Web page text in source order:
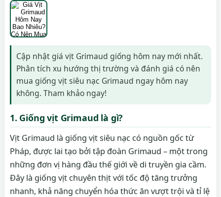
Cập nhật giá vịt Grimaud giống hôm nay mới nhất.
Phân tích xu hướng thị trường và đánh giá có nên
mua giống vịt siêu nạc Grimaud ngay hôm nay
không. Tham khảo ngay!
1. Giống vịt Grimaud là gì?
Vịt Grimaud là giống vịt siêu nạc có nguồn gốc từ
Pháp, được lai tạo bởi tập đoàn Grimaud – một trong
những đơn vị hàng đầu thế giới về di truyền gia cầm.
Đây là giống vịt chuyên thịt với tốc độ tăng trưởng
nhanh, khả năng chuyển hóa thức ăn vượt trội và tỉ lệ